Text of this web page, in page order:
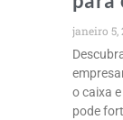
janeiro 5,
o caixa
pode